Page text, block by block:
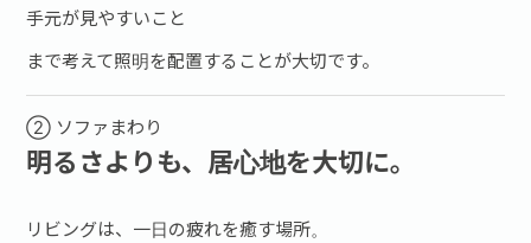
手元が見やすいこと
まで考えて照明を配置することが大切です。
② ソファまわり
明るさよりも、居心地を大切に。
リビングは、一日の疲れを癒す場所。